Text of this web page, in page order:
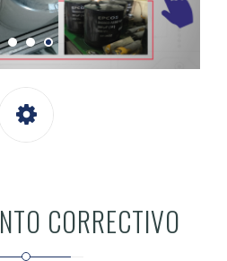
CORRECTIVO